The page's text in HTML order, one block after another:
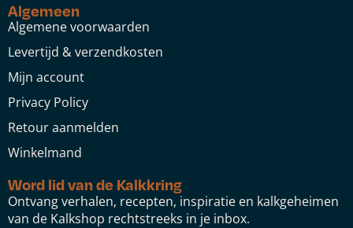
Algemeen
Algemene voorwaarden
Levertijd & verzendkosten
Mijn account
Privacy Policy
Retour aanmelden
Winkelmand
Word lid van de Kalkkring
Ontvang verhalen, recepten, inspiratie en kalkgeheimen
van de Kalkshop rechtstreeks in je inbox.